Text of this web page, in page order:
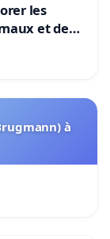
les
et de
à